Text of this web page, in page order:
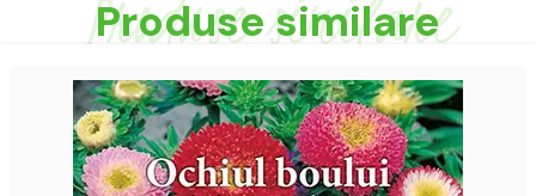
Produse similare